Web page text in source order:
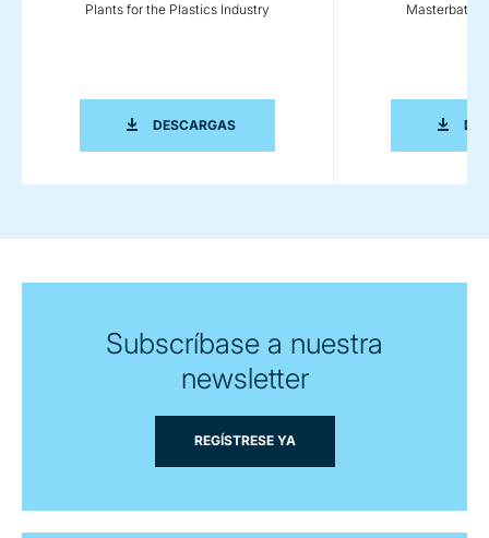
Plants for the Plastics Industry
DESCARGASPLANTS FOR THE PLASTICS INDUSTRY
Masterbatch
Subscríbase a nuestra
newsletter
REGÍSTRESE YA